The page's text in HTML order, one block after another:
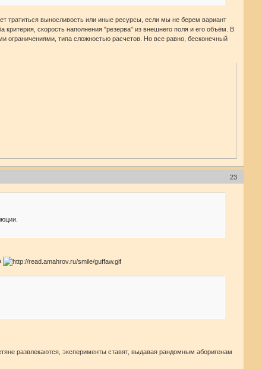
тратиться выносливость или иные ресурсы, если мы не берем вариант
скорость наполнения "резерва" из внешнего поля и его объём. В
ограничениями, типа сложностью расчетов. Но все равно, бесконечный
23
развлекаются, эксперименты ставят, выдавая рандомным аборигенам